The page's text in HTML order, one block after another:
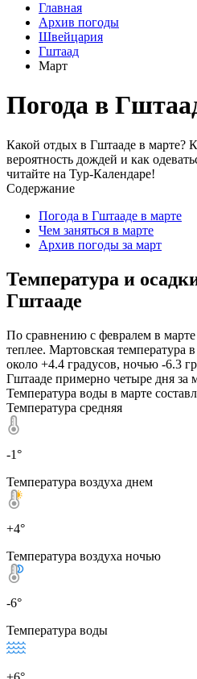
Главная
Архив погоды
Швейцария
Гштаад
Март
Погода в
Какой отдых в Гштааде в марте?
вероятность дождей и как
читайте на Тур-Календаре!
Содержание
Погода в Гштааде в марте
Чем заняться в марте
Архив погоды за март
Температура и
Гштааде
По сравнению с февралем в марте
теплее. Мартовская температура
около +4.4 градусов, ночью -6.3
Гштааде примерно четыре дня за
Температура воды в марте
Температура средняя
-1°
Температура воздуха днем
+4°
Температура воздуха ночью
-6°
Температура воды